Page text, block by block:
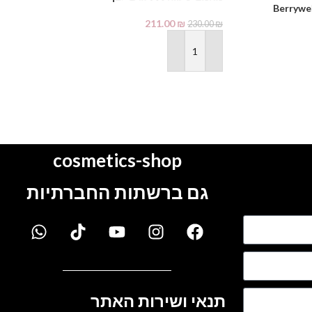
230.00₪
211.00₪
הוספה לסל
cosmetics-shop
גם ברשתות החברתיות
תנאי ושירות האתר